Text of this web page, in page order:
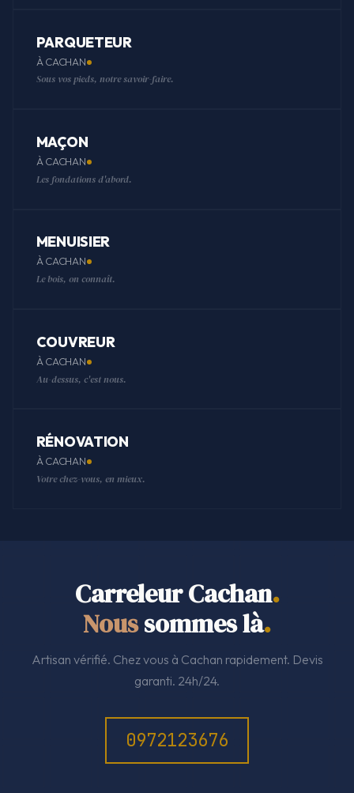
PARQUETEUR
À CACHAN
Sous vos pieds, notre savoir-faire.
MAÇON
À CACHAN
Les fondations d'abord.
MENUISIER
À CACHAN
Le bois, on connaît.
COUVREUR
À CACHAN
Au-dessus, c'est nous.
RÉNOVATION
À CACHAN
Votre chez-vous, en mieux.
Carreleur Cachan.
Noussommes là.
Artisan vérifié. Chez vous à Cachan rapidement. Devis
garanti. 24h/24.
0972123676